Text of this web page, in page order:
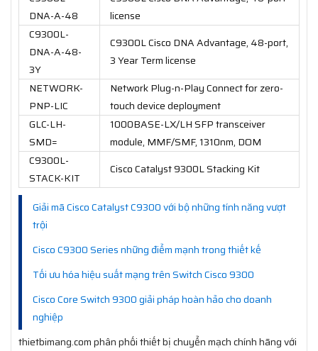
DNA-A-48
license
C9300L-
DNA-A-48-
3Y
C9300L Cisco DNA Advantage, 48-port,
3 Year Term license
NETWORK-
PNP-LIC
Network Plug-n-Play Connect for zero-
touch device deployment
GLC-LH-
SMD=
1000BASE-LX/LH SFP transceiver
module, MMF/SMF, 1310nm, DOM
C9300L-
STACK-KIT
Cisco Catalyst 9300L Stacking Kit
Giải mã Cisco Catalyst C9300 với bộ những tính năng vượt
trội
Cisco C9300 Series những điểm mạnh trong thiết kế
Tối ưu hóa hiệu suất mạng trên Switch Cisco 9300
Cisco Core Switch 9300 giải pháp hoàn hảo cho doanh
nghiệp
thietbimang.com phân phối thiết bị chuyển mạch chính hãng với